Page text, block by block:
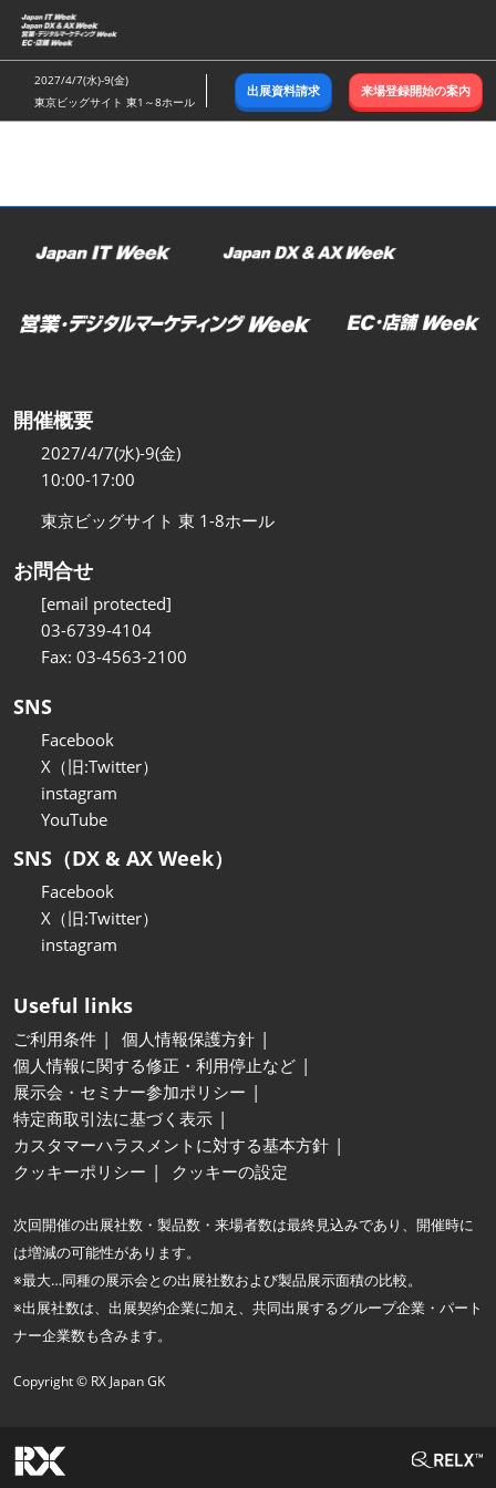
ス
キ
ッ
し
む
2027/4/7(水)-9(金)
東京ビッグサイト 東1～8ホール
出展資料請求 来場登録開始の案内
開催概要
2027/4/7(水)-9(金)
10:00-17:00
東京ビッグサイト 東 1-8ホール
お問合せ
[email protected]
03-6739-4104
Fax: 03-4563-2100
SNS
Facebook
X（旧:Twitter）
instagram
YouTube
SNS（DX & AX Week）
Facebook
X（旧:Twitter）
instagram
Useful links
ご利用条件
個人情報保護方針
個人情報に関する修正・利用停止など
展示会・セミナー参加ポリシー
特定商取引法に基づく表示
カスタマーハラスメントに対する基本方針
クッキーポリシー
クッキーの設定
次回開催の出展社数・製品数・来場者数は最終見込みであり、開催時に
は増減の可能性があります。
※最大…同種の展示会との出展社数および製品展示面積の比較。
※出展社数は、出展契約企業に加え、共同出展するグループ企業・パート
ナー企業数も含みます。
Copyright © RX Japan GK